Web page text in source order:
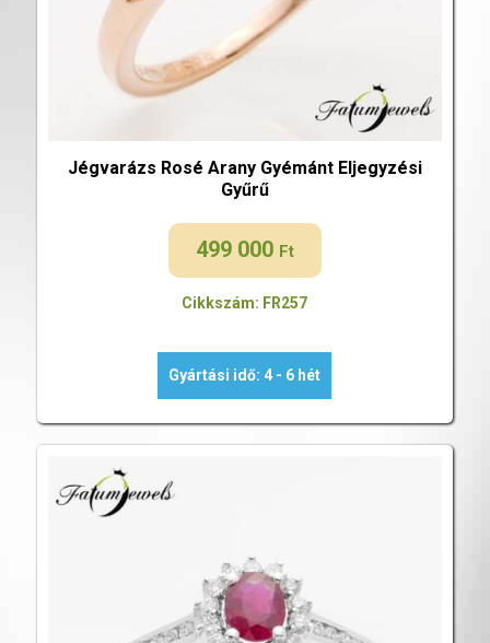
Jégvarázs Rosé Arany Gyémánt Eljegyzési
Gyűrű
499 000 Ft
Cikkszám: FR257
Gyártási idő: 4 - 6 hét